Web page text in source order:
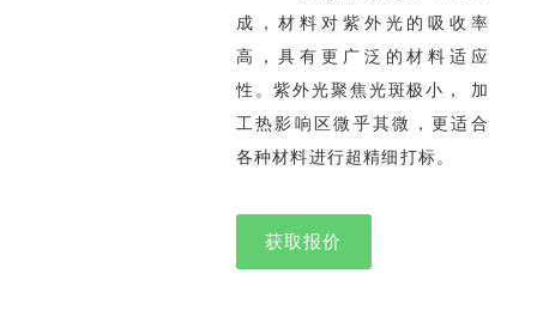
成，材料对紫外光的吸收率
高，具有更广泛的材料适应
性。紫外光聚焦光斑极小， 加
工热影响区微乎其微，更适合
各种材料进行超精细打标。
获取报价